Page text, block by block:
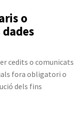
o
cedits o comunicats
fora obligatori o
dels fins